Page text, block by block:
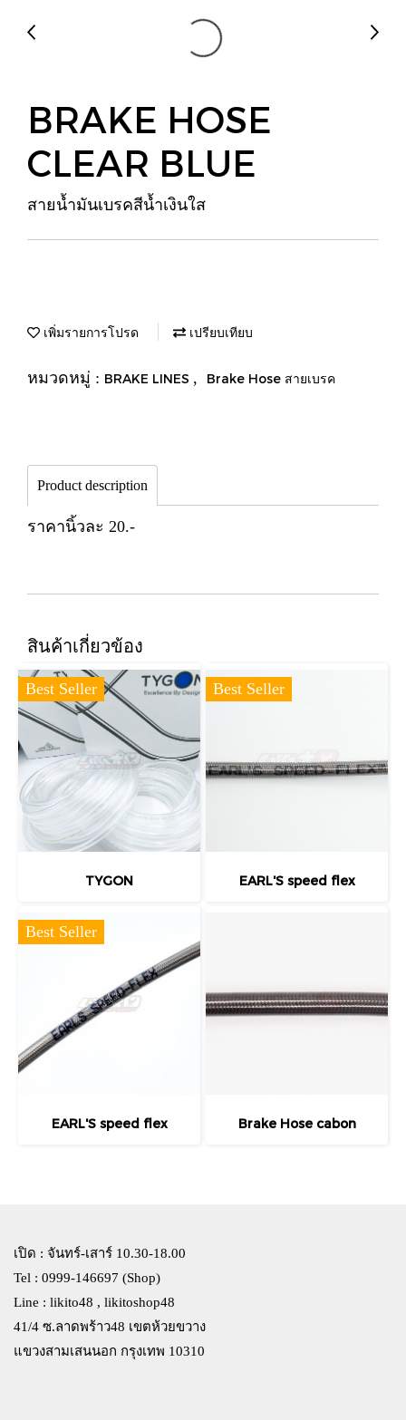
BRAKE HOSE
CLEAR BLUE
สายน้ำมันเบรคสีน้ำเงินใส
เพิ่มรายการโปรด เปรียบเทียบ
หมวดหมู่ : BRAKE LINES , Brake Hose สายเบรค
Product description
ราคานิ้วละ 20.-
สินค้าเกี่ยวข้อง
Best Seller
TYGON
Best Seller
EARL'S speed flex
Best Seller
EARL'S speed flex Brake Hose cabon
เปิด : จันทร์-เสาร์ 10.30-18.00
Tel : 0999-146697 (Shop)
Line : likito48 , likitoshop48
41/4 ซ.ลาดพร้าว48 เขตห้วยขวาง
แขวงสามเสนนอก กรุงเทพ 10310